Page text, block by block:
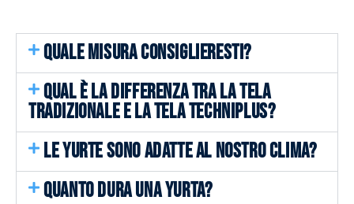
QUALE MISURA CONSIGLIERESTI?
QUAL È LA DIFFERENZA TRA LA TELA
TRADIZIONALE E LA TELA TECHNIPLUS?
LE YURTE SONO ADATTE AL NOSTRO CLIMA?
QUANTO DURA UNA YURTA?